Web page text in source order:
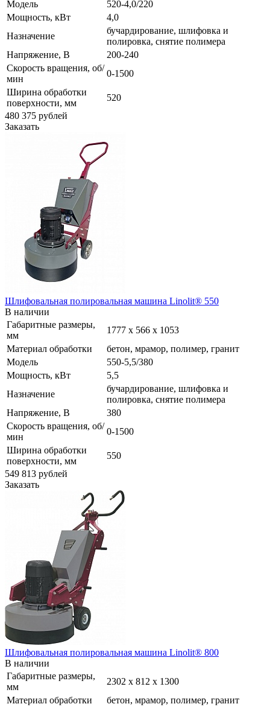
Модель
520-4,0/220
Мощность, кВт
4,0
Назначение
бучардирование, шлифовка и
полировка, снятие полимера
Напряжение, В
200-240
Скорость вращения, об/
мин
0-1500
Ширина обработки
поверхности, мм
520
480 375 рублей
Заказать
Шлифовальная полировальная машина Linolit® 550
В наличии
Габаритные размеры,
мм
1777 х 566 х 1053
Материал обработки
бетон, мрамор, полимер, гранит
Модель
550-5,5/380
Мощность, кВт
5,5
Назначение
бучардирование, шлифовка и
полировка, снятие полимера
Напряжение, В
380
Скорость вращения, об/
мин
0-1500
Ширина обработки
поверхности, мм
550
549 813 рублей
Заказать
Шлифовальная полировальная машина Linolit® 800
В наличии
Габаритные размеры,
мм
2302 х 812 х 1300
Материал обработки
бетон, мрамор, полимер, гранит